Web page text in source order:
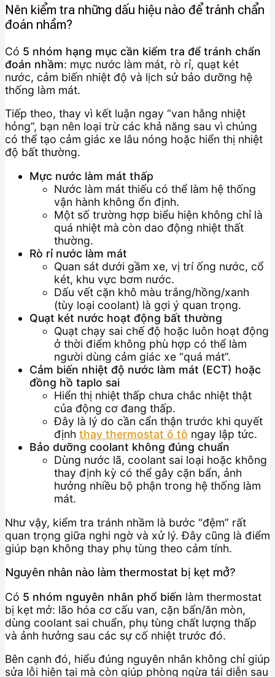
Nên kiểm tra những dấu hiệu nào để tránh chẩn
đoán nhầm?
Có 5 nhóm hạng mục cần kiểm tra để tránh chẩn
đoán nhầm: mực nước làm mát, rò rỉ, quạt két
nước, cảm biến nhiệt độ và lịch sử bảo dưỡng hệ
thống làm mát.
Tiếp theo, thay vì kết luận ngay “van hằng nhiệt
hỏng”, bạn nên loại trừ các khả năng sau vì chúng
có thể tạo cảm giác xe lâu nóng hoặc hiển thị nhiệt
độ bất thường.
Mực nước làm mát thấp
Nước làm mát thiếu có thể làm hệ thống
vận hành không ổn định.
Một số trường hợp biểu hiện không chỉ là
quá nhiệt mà còn dao động nhiệt thất
thường.
Rò rỉ nước làm mát
Quan sát dưới gầm xe, vị trí ống nước, cổ
két, khu vực bơm nước.
Dấu vết cặn khô màu trắng/hồng/xanh
(tùy loại coolant) là gợi ý quan trọng.
Quạt két nước hoạt động bất thường
Quạt chạy sai chế độ hoặc luôn hoạt động
ở thời điểm không phù hợp có thể làm
người dùng cảm giác xe “quá mát”.
Cảm biến nhiệt độ nước làm mát (ECT) hoặc
đồng hồ taplo sai
Hiển thị nhiệt thấp chưa chắc nhiệt thật
của động cơ đang thấp.
Đây là lý do cần cẩn thận trước khi quyết
định thay thermostat ô tô ngay lập tức.
Bảo dưỡng coolant không đúng chuẩn
Dùng nước lã, coolant sai loại hoặc không
thay định kỳ có thể gây cặn bẩn, ảnh
hưởng nhiều bộ phận trong hệ thống làm
mát.
Như vậy, kiểm tra tránh nhầm là bước “đệm” rất
quan trọng giữa nghi ngờ và xử lý. Đây cũng là điểm
giúp bạn không thay phụ tùng theo cảm tính.
Nguyên nhân nào làm thermostat bị kẹt mở?
Có 5 nhóm nguyên nhân phổ biến làm thermostat
bị kẹt mở: lão hóa cơ cấu van, cặn bẩn/ăn mòn,
dùng coolant sai chuẩn, phụ tùng chất lượng thấp
và ảnh hưởng sau các sự cố nhiệt trước đó.
Bên cạnh đó, hiểu đúng nguyên nhân không chỉ giúp
sửa lỗi hiện tại mà còn giúp phòng ngừa tái diễn sau